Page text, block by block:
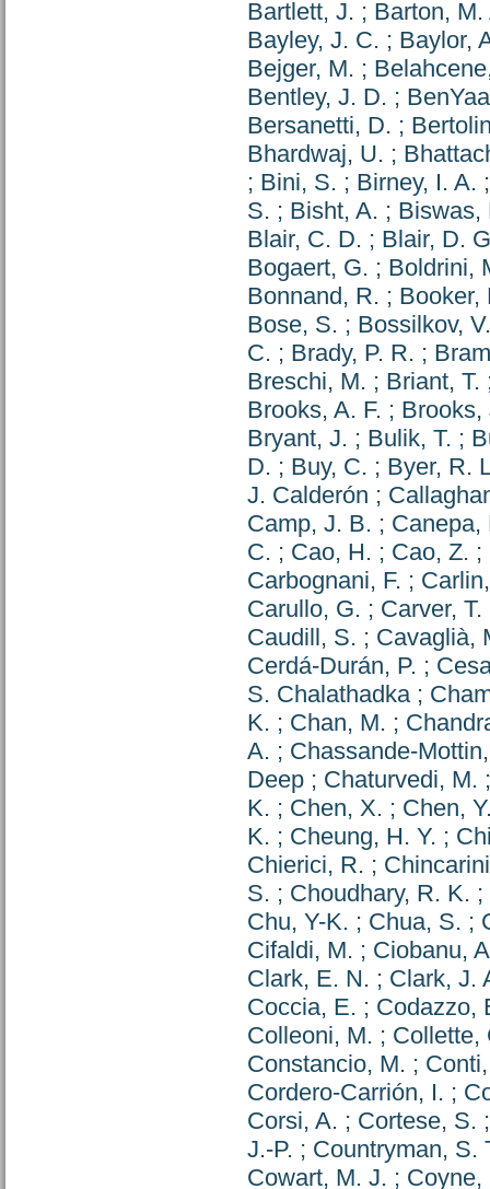
Bartlett, J. ; Barton, M.
Bayley, J. C. ; Baylor,
Bejger, M. ;
Bentley, J. D. ;
Bersanetti, D. ;
Bhardwaj, U. ;
; Bini, S. ; Birney, I. A.
S. ; Bisht, A. ; Biswas,
Blair, C. D. ; Blair, D.
Bogaert, G. ; Boldrini,
Bonnand, R. ; Booker,
Bose, S. ; Bossilkov, V.
C. ; Brady, P. R. ;
Breschi, M. ; Briant, T.
Brooks, A. F. ; Brooks,
Bryant, J. ; Bulik, T. ;
D. ; Buy, C. ; Byer, R.
J. Calderón ;
Camp, J. B. ; Canepa,
C. ; Cao, H. ; Cao, Z. ;
Carbognani, F. ;
Carullo, G. ; Carver, T.
Caudill, S. ; Cavaglià,
Cerdá-Durán, P. ;
S. Chalathadka;
K. ; Chan, M. ;
A. ; Chassande-
Deep ; Chaturvedi, M.
K. ; Chen, X. ; Chen,
K. ; Cheung, H. Y. ;
Chierici, R. ;
S. ; Choudhary, R. K. ;
Chu, Y-K. ; Chua, S. ;
Cifaldi, M. ; Ciobanu,
Clark, E. N. ; Clark, J.
Coccia, E. ; Codazzo,
Colleoni, M. ; Collette,
Constancio, M. ;
Cordero-Carrión, I. ;
Corsi, A. ; Cortese, S.
J.-P. ; Countryman, S.
Cowart, M. J. ; Coyne,